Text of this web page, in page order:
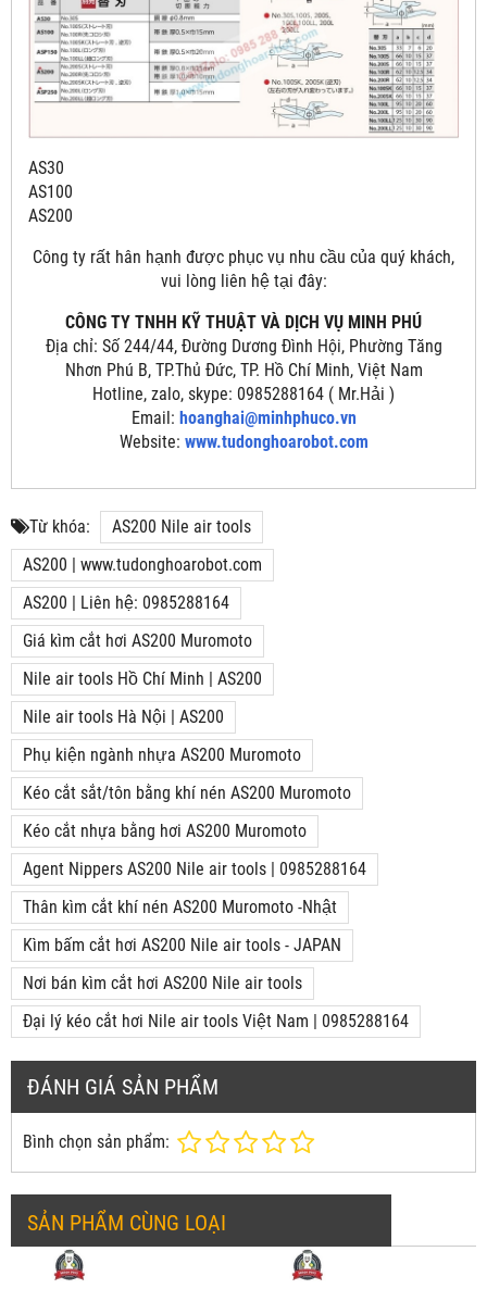
AS30
AS100
AS200
Công ty rất hân hạnh được phục vụ nhu cầu của quý khách,
vui lòng liên hệ tại đây:
CÔNG TY TNHH KỸ THUẬT VÀ DỊCH VỤ MINH PHÚ
Địa chỉ: Số 244/44, Đường Dương Đình Hội, Phường Tăng
Nhơn Phú B, TP.Thủ Đức, TP. Hồ Chí Minh, Việt Nam
Hotline, zalo, skype: 0985288164 ( Mr.Hải )
Email: hoanghai@minhphuco.vn
Website: www.tudonghoarobot.com
Từ khóa:
AS200 Nile air tools
AS200 | www.tudonghoarobot.com
AS200 | Liên hệ: 0985288164
Giá kìm cắt hơi AS200 Muromoto
Nile air tools Hồ Chí Minh | AS200
Nile air tools Hà Nội | AS200
Phụ kiện ngành nhựa AS200 Muromoto
Kéo cắt sắt/tôn bằng khí nén AS200 Muromoto
Kéo cắt nhựa bằng hơi AS200 Muromoto
Agent Nippers AS200 Nile air tools | 0985288164
Thân kìm cắt khí nén AS200 Muromoto -Nhật
Kìm bấm cắt hơi AS200 Nile air tools - JAPAN
Nơi bán kìm cắt hơi AS200 Nile air tools
Đại lý kéo cắt hơi Nile air tools Việt Nam | 0985288164
ĐÁNH GIÁ SẢN PHẨM
Bình chọn sản phẩm:
SẢN PHẨM CÙNG LOẠI